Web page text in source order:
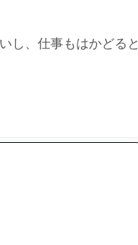
し、仕事もはかどると